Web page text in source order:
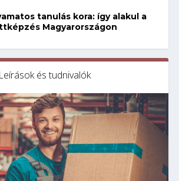
tanulás kora: így alakul a
Magyarországon
Leírások és tudnivalók